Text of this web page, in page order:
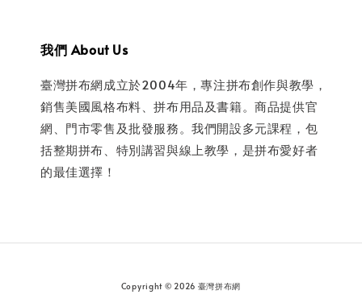
我們 About Us
臺灣拼布網成立於2004年，專注拼布創作與教學，
銷售美國風格布料、拼布用品及書籍。商品提供官
網、門市零售及批發服務。我們開設多元課程，包
括整期拼布、特別講習與線上教學，是拼布愛好者
的最佳選擇！
Copyright © 2026 臺灣拼布網